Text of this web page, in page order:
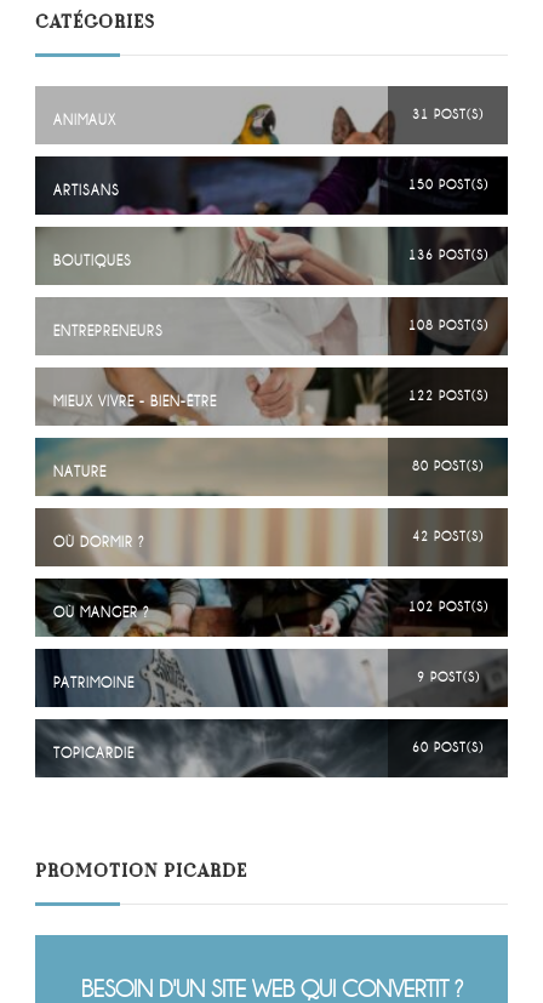
CATÉGORIES
ANIMAUX 31 POST(S)
ARTISANS 150 POST(S)
BOUTIQUES 136 POST(S)
ENTREPRENEURS 108 POST(S)
MIEUX VIVRE - BIEN-ÊTRE 122 POST(S)
NATURE 80 POST(S)
OÙ DORMIR ? 42 POST(S)
OÙ MANGER ? 102 POST(S)
PATRIMOINE 9 POST(S)
TOPICARDIE 60 POST(S)
PROMOTION PICARDE
BESOIN D'UN SITE WEB QUI CONVERTIT ?